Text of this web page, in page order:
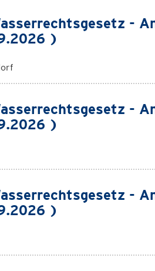
-
)
-
)
-
)